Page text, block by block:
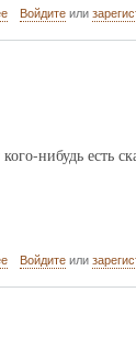
о
Войдитеили
нибудь есть
о
Войдитеили